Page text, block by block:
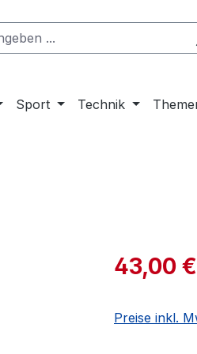
Sport Technik
43,00 €
Preise inkl.